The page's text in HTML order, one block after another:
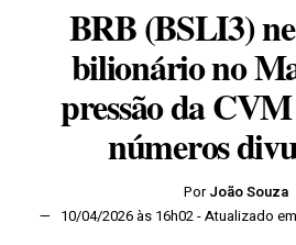
BRB (BSLI3)
bilionário no
pressão da
números
Por João Souza
10/04/2026 às 16h02 - Atualizado